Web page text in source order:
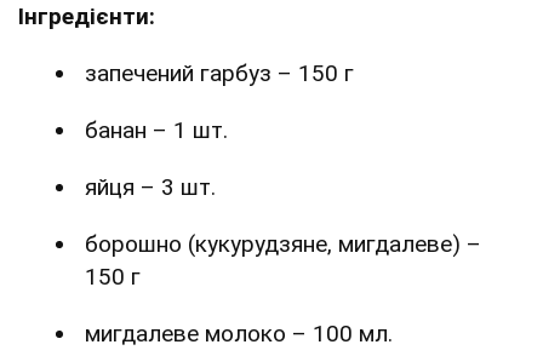
Інгредієнти:
запечений гарбуз – 150 г
банан – 1 шт.
яйця – 3 шт.
борошно (кукурудзяне, мигдалеве) –
150 г
мигдалеве молоко – 100 мл.